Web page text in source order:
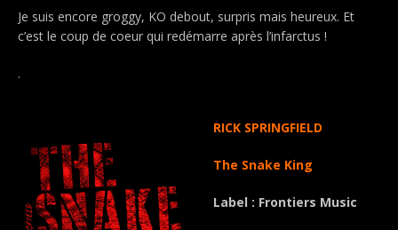
Je suis encore groggy, KO debout, surpris mais heureux. Et
c’est le coup de coeur qui redémarre après l’infarctus !
.
RICK SPRINGFIELD
The Snake King
Label : Frontiers Music